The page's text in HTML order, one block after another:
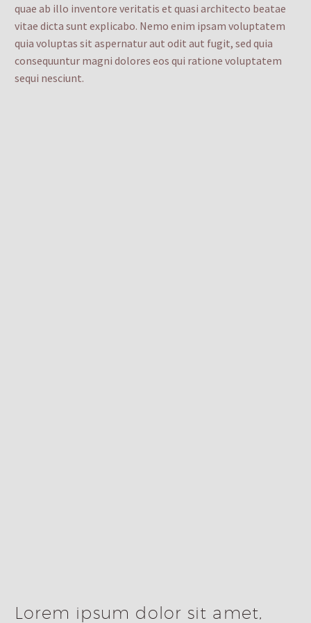
quae ab illo inventore veritatis et quasi architecto beatae
vitae dicta sunt explicabo. Nemo enim ipsam voluptatem
quia voluptas sit aspernatur aut odit aut fugit, sed quia
consequuntur magni dolores eos qui ratione voluptatem
sequi nesciunt.
Lorem ipsum dolor sit amet,